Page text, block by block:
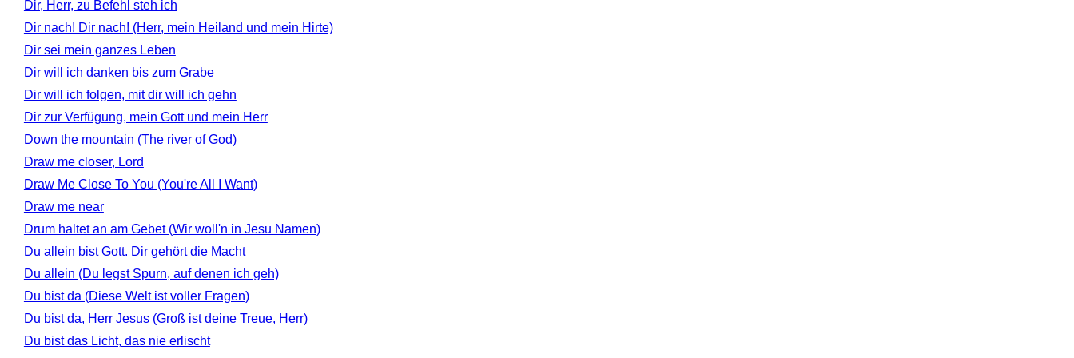
Dir, Herr, zu Befehl steh ich
Dir nach! Dir nach! (Herr, mein Heiland und mein Hirte)
Dir sei mein ganzes Leben
Dir will ich danken bis zum Grabe
Dir will ich folgen, mit dir will ich gehn
Dir zur Verfügung, mein Gott und mein Herr
Down the mountain (The river of God)
Draw me closer, Lord
Draw Me Close To You (You're All I Want)
Draw me near
Drum haltet an am Gebet (Wir woll'n in Jesu Namen)
Du allein bist Gott. Dir gehört die Macht
Du allein (Du legst Spurn, auf denen ich geh)
Du bist da (Diese Welt ist voller Fragen)
Du bist da, Herr Jesus (Groß ist deine Treue, Herr)
Du bist das Licht, das nie erlischt